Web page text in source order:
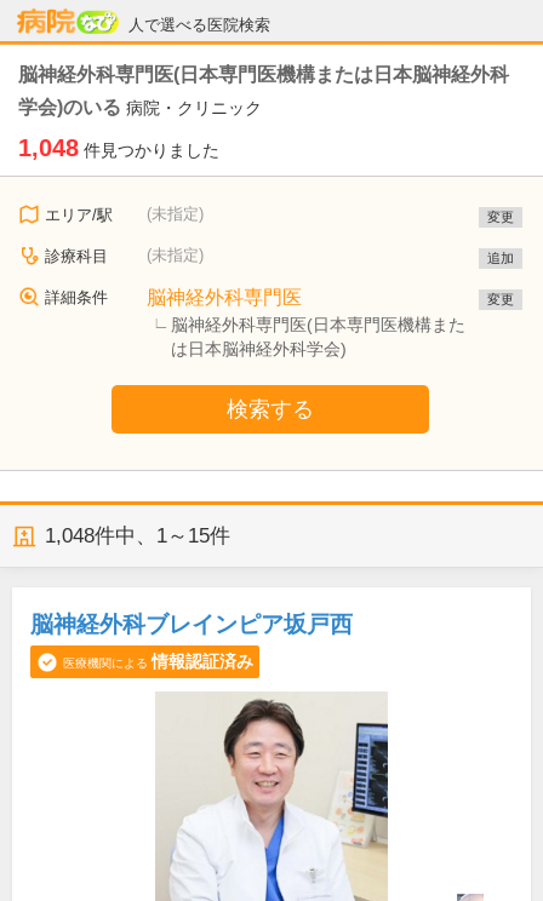
人で選べる医院検索
病院なび
脳神経外科専門医(日本専門医機構または日本脳神経外科
学会)のいる 病院・クリニック
1,048 件見つかりました
エリア/駅 (未指定) 変更
診療科目 (未指定) 追加
詳細条件 脳神経外科専門医
脳神経外科専門医(日本専門医機構また
は日本脳神経外科学会)
変更
検索する
1,048件中、 1～15件
脳神経外科ブレインピア坂戸西
医療機関による 情報認証済み